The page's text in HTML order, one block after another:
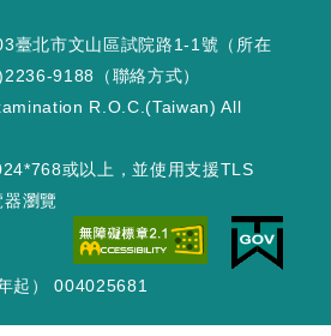
臺北市文山區試院路1-1號（ 所在
9188（聯絡方式）
R.O.C.(Taiwan) All
或以上，並使用支援TLS
瀏覽
起） 004025681